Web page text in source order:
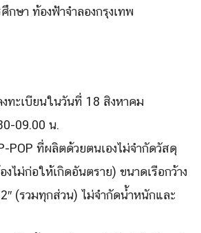
กษา ท้องฟ้าจําลองกรุงเทพ
ทะเบียนในวันที่ 18 สิงหาคม
09.00 น.
POP ที่ผลิตด้วยตนเองไม่จํากัดวัสดุ
งไม่ก่อให้เกิดอันตราย) ขนาดเรือกว้าง
(รวมทุกส่วน) ไม่จํากัดน้ำหนักและ